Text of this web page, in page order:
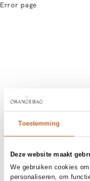
Toestemming
Deze website maakt
We gebruiken cookies
personaliseren, om
Error page